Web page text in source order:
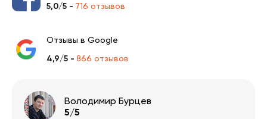
5,0/5 - 716 отзывов
Отзывы в Google
4,9/5 - 866 отзывов
Володимир Бурцев
5/5